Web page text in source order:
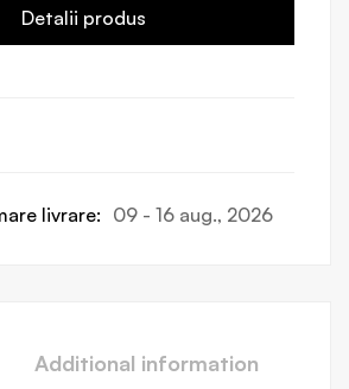
Detalii produs
livrare: 09 - 16 aug., 2026
Additional information